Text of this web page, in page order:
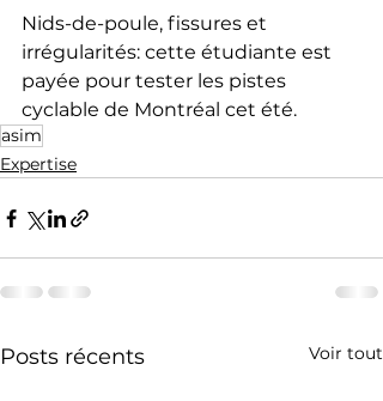
Nids-de-poule, fissures et
irrégularités: cette étudiante est
payée pour tester les pistes
cyclable de Montréal cet été.
asim
Expertise
Posts récents Voir tout